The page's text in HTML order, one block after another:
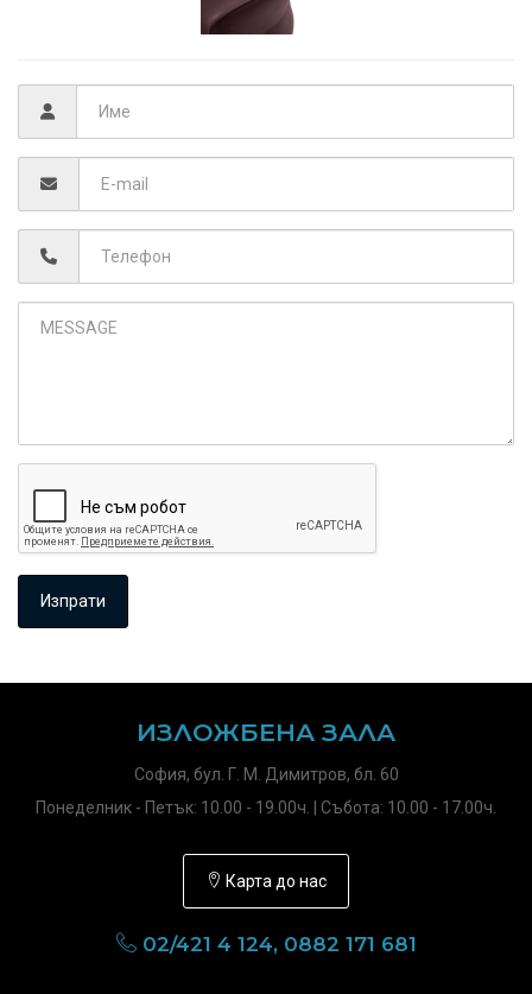
ИЗЛОЖБЕНА ЗАЛА
София, бул. Г. М. Димитров, бл. 60
Понеделник - Петък: 10.00 - 19.00ч. | Събота: 10.00 - 17.00ч.
Карта до нас
02/421 4 124, 0882 171 681